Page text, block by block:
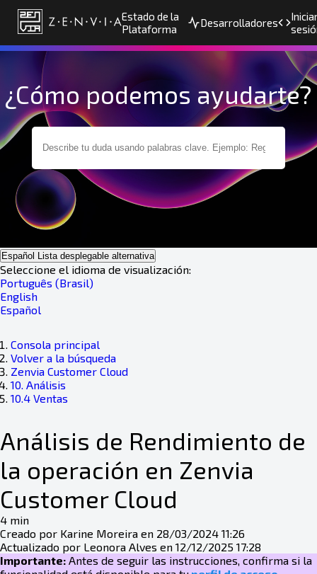
Estado de la
Plataforma
Desarrolladores
¿Cómo podemos ayudarte?
Español Lista desplegable alternativa
Seleccione el idioma de visualización:
Português (Brasil)
English
Español
Consola principal
Volver a la búsqueda
Zenvia Customer Cloud
10. Análisis
10.4 Ventas
Análisis de Rendimiento de
la operación en Zenvia
Customer Cloud
4 min
Creado por Karine Moreira en 28/03/2024 11:26
Actualizado por Leonora Alves en 12/12/2025 17:28
Importante: Antes de seguir las instrucciones, confirma si la